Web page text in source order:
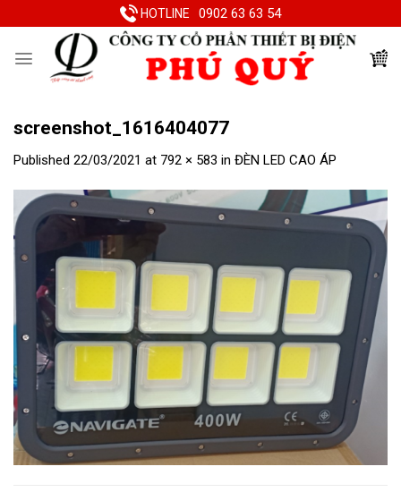
to
HOTLINE 0902 63 63 54
screenshot_1616404077
Published 22/03/2021 at 792 × 583 in ĐÈN LED CAO ÁP